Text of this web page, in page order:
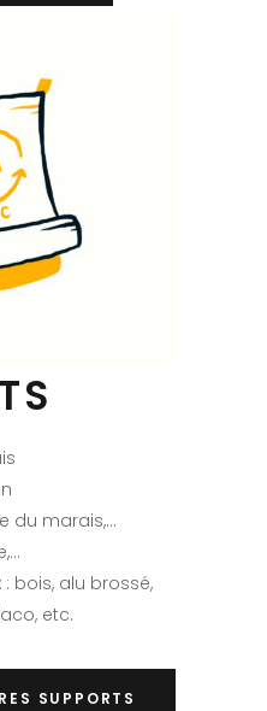
du marais,…
bois, alu brossé,
etc.
SUPPORTS